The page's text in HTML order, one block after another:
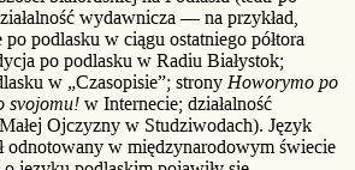
wydawnicza — na przykład,
podlasku w ciągu ostatniego półtora
po podlasku w Radiu Białystok;
w „Czasopisie”; strony Howorymo po
svojomu! w Internecie; działalność
Ojczyzny w Studziwodach). Język
odnotowany w międzynarodowym świecie